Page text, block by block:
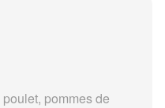
pommes de